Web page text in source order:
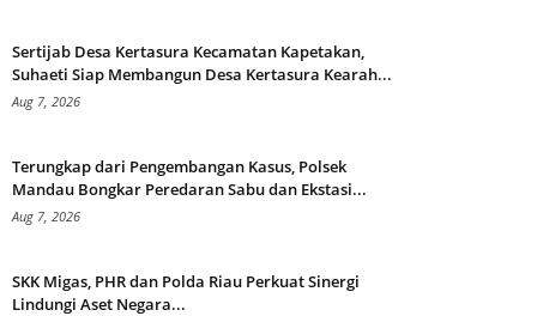
Sertijab Desa Kertasura Kecamatan Kapetakan,
Suhaeti Siap Membangun Desa Kertasura Kearah...
Aug 7, 2026
Terungkap dari Pengembangan Kasus, Polsek
Mandau Bongkar Peredaran Sabu dan Ekstasi...
Aug 7, 2026
SKK Migas, PHR dan Polda Riau Perkuat Sinergi
Lindungi Aset Negara...